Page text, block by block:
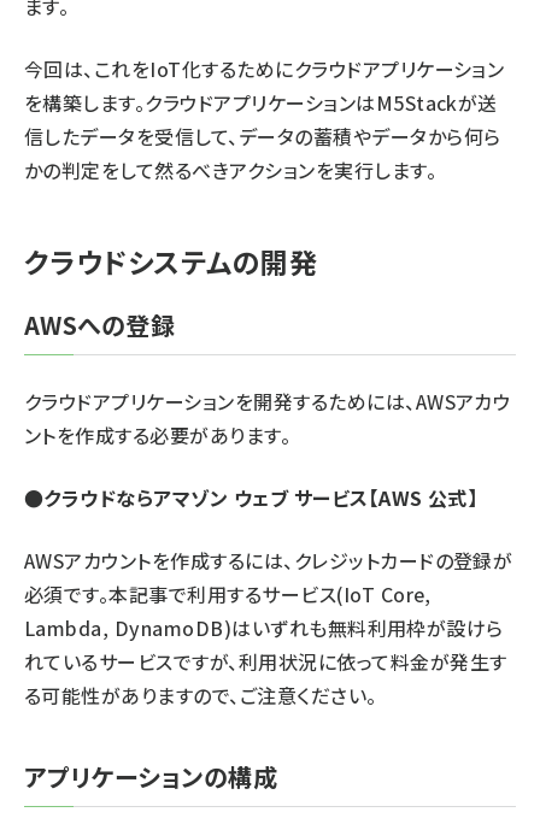
ます。
今回は、これをIoT化するためにクラウドアプリケーション
を構築します。クラウドアプリケーションはM5Stackが送
信したデータを受信して、データの蓄積やデータから何ら
かの判定をして然るべきアクションを実行します。
クラウドシステムの開発
AWSへの登録
クラウドアプリケーションを開発するためには、AWSアカウ
ントを作成する必要があります。
●クラウドならアマゾン ウェブ サービス【AWS 公式】
AWSアカウントを作成するには、クレジットカードの登録が
必須です。本記事で利用するサービス(IoT Core,
Lambda, DynamoDB)はいずれも無料利用枠が設けら
れているサービスですが、利用状況に依って料金が発生す
る可能性がありますので、ご注意ください。
アプリケーションの構成